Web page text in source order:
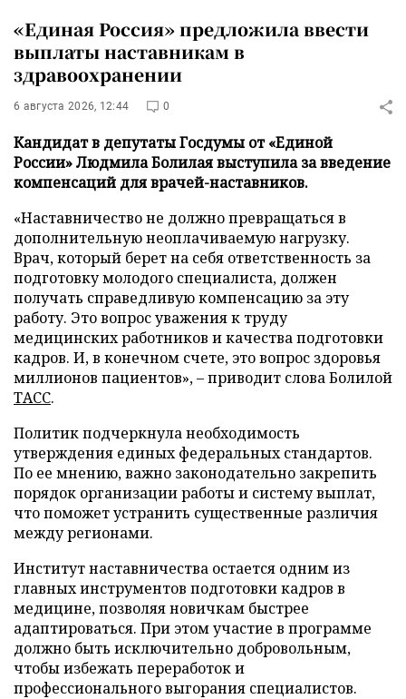
«Единая Россия» предложила ввести
выплаты наставникам в
здравоохранении
6 августа 2026, 12:44 0
Кандидат в депутаты Госдумы от «Единой
России» Людмила Болилая выступила за введение
компенсаций для врачей-наставников.
«Наставничество не должно превращаться в
дополнительную неоплачиваемую нагрузку.
Врач, который берет на себя ответственность за
подготовку молодого специалиста, должен
получать справедливую компенсацию за эту
работу. Это вопрос уважения к труду
медицинских работников и качества подготовки
кадров. И, в конечном счете, это вопрос здоровья
миллионов пациентов», – приводит слова Болилой
ТАСС.
Политик подчеркнула необходимость
утверждения единых федеральных стандартов.
По ее мнению, важно законодательно закрепить
порядок организации работы и систему выплат,
что поможет устранить существенные различия
между регионами.
Институт наставничества остается одним из
главных инструментов подготовки кадров в
медицине, позволяя новичкам быстрее
адаптироваться. При этом участие в программе
должно быть исключительно добровольным,
чтобы избежать переработок и
профессионального выгорания специалистов.